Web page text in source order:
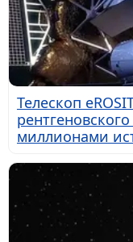
Телескоп
миллионами